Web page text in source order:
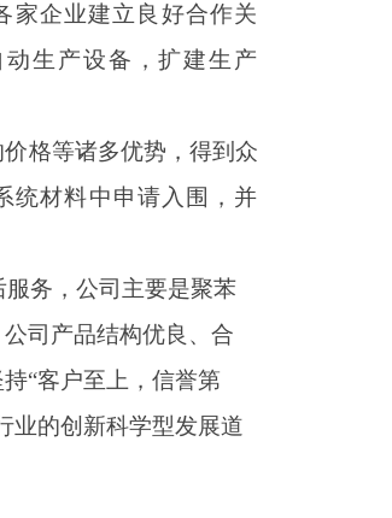
家企业建立良好合作关
生产设备，扩建生产
格等诸多优势，得到众
统材料中申请入围，并
务，公司主要是聚苯
司产品结构优良、合
持“客户至上，信誉第
业的创新科学型发展道